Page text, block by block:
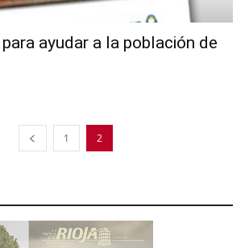
ayudar a la población de
1 2